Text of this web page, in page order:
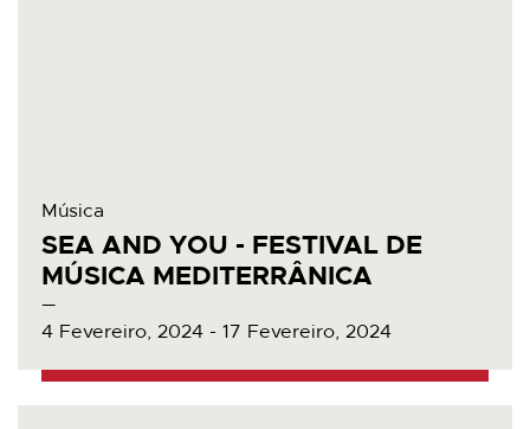
Música
SEA AND YOU - FESTIVAL DE
MÚSICA MEDITERRÂNICA
4 Fevereiro, 2024 - 17 Fevereiro, 2024